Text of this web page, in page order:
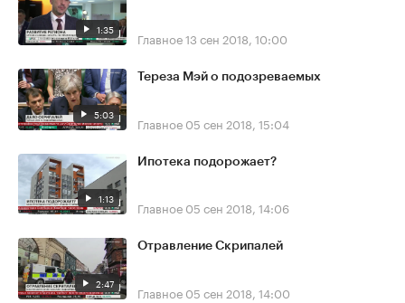
1:35 Главное13 сен 2018, 10:00
5:03
Тереза Мэй о подозреваемых
Главное 05 сен 2018, 15:04
1:13
Ипотека подорожает?
Главное 05 сен 2018, 14:06
2:47
Отравление Скрипалей
Главное 05 сен 2018, 14:00